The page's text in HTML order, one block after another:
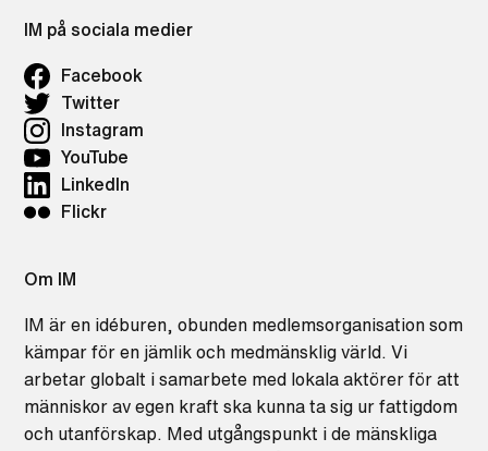
IM på sociala medier
Facebook
Twitter
Instagram
YouTube
LinkedIn
Flickr
Om IM
IM är en idéburen, obunden medlemsorganisation som
kämpar för en jämlik och medmänsklig värld. Vi
arbetar globalt i samarbete med lokala aktörer för att
människor av egen kraft ska kunna ta sig ur fattigdom
och utanförskap. Med utgångspunkt i de mänskliga